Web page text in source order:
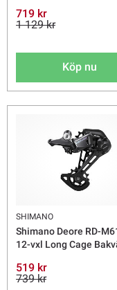
719 kr
1 129 kr
Köp nu
SHIMANO
Shimano Deore RD-
12-vxl Long Cage
519 kr
739 kr